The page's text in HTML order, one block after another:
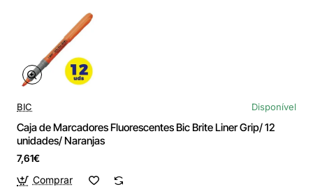
BIC Disponível
Caja de Marcadores Fluorescentes Bic Brite Liner Grip/ 12
unidades/ Naranjas
7,61€
Comprar